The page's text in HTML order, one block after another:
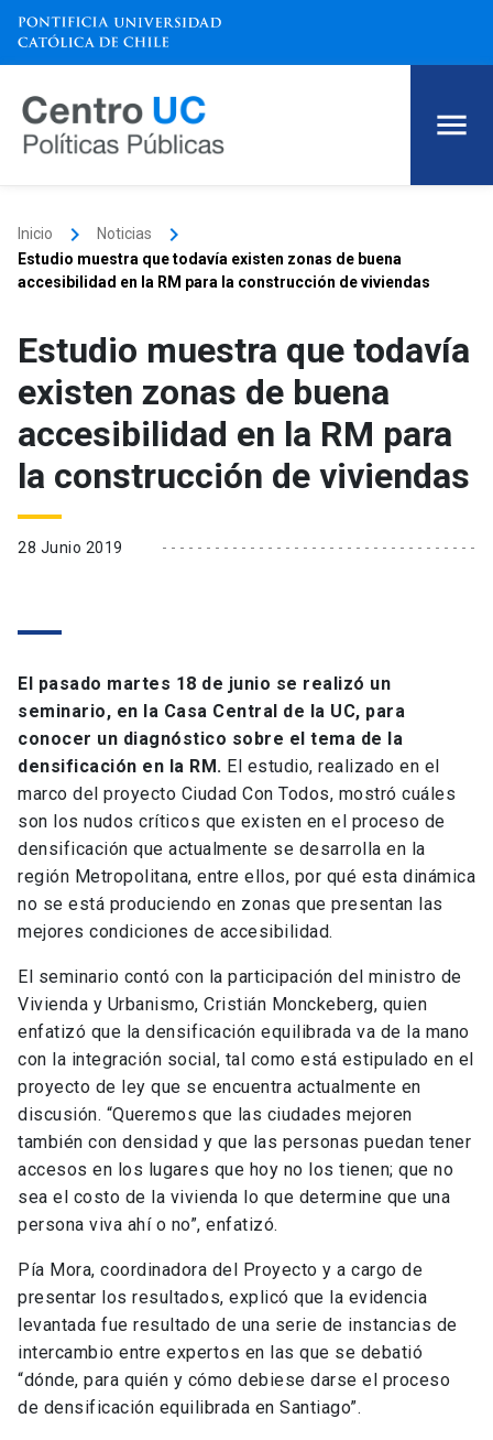
Inicio keyboard_arrow_right Noticias keyboard_arrow_right
Estudio muestra que todavía existen zonas de buena
accesibilidad en la RM para la construcción de viviendas
Estudio muestra que todavía
existen zonas de buena
accesibilidad en la RM para
la construcción de viviendas
28 Junio 2019
El pasado martes 18 de junio se realizó un
seminario, en la Casa Central de la UC, para
conocer un diagnóstico sobre el tema de la
densificación en la RM. El estudio, realizado en el
marco del proyecto Ciudad Con Todos, mostró cuáles
son los nudos críticos que existen en el proceso de
densificación que actualmente se desarrolla en la
región Metropolitana, entre ellos, por qué esta dinámica
no se está produciendo en zonas que presentan las
mejores condiciones de accesibilidad.
El seminario contó con la participación del ministro de
Vivienda y Urbanismo, Cristián Monckeberg, quien
enfatizó que la densificación equilibrada va de la mano
con la integración social, tal como está estipulado en el
proyecto de ley que se encuentra actualmente en
discusión. “Queremos que las ciudades mejoren
también con densidad y que las personas puedan tener
accesos en los lugares que hoy no los tienen; que no
sea el costo de la vivienda lo que determine que una
persona viva ahí o no”, enfatizó.
Pía Mora, coordinadora del Proyecto y a cargo de
presentar los resultados, explicó que la evidencia
levantada fue resultado de una serie de instancias de
intercambio entre expertos en las que se debatió
“dónde, para quién y cómo debiese darse el proceso
de densificación equilibrada en Santiago”.